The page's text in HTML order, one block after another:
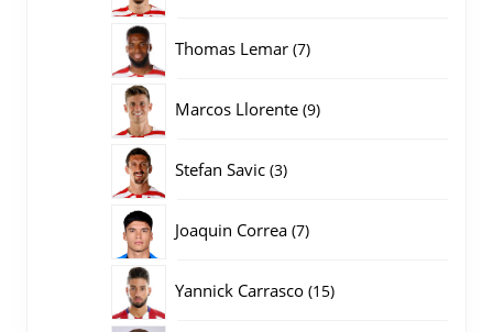
Thomas Lemar 77
Marcos Llorente 99
Stefan Savic 33
Joaquin Correa 77
Yannick Carrasco 1515